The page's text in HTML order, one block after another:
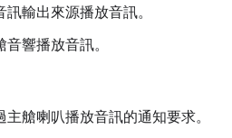
輸出來源播放音訊。
響播放音訊。
艙喇叭播放音訊的通知要求。